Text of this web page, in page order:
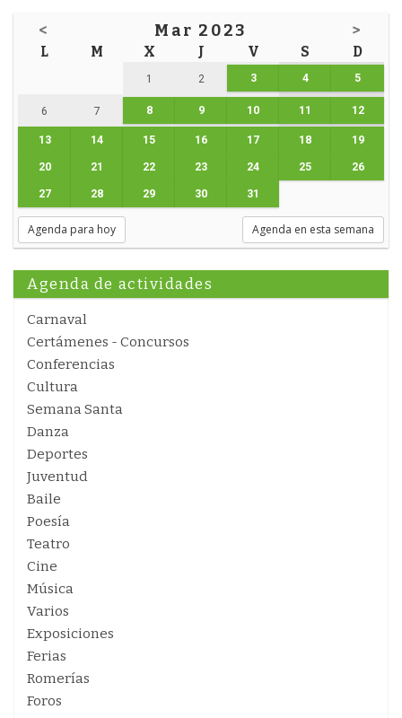
< Mar 2023 >
L M X J V S D
1 2 3 4 5
6 7 8 9 10 11 12
13 14 15 16 17 18 19
20 21 22 23 24 25 26
27 28 29 30 31
Agenda para hoy Agenda en esta semana
Agenda de actividades
Carnaval
Certámenes - Concursos
Conferencias
Cultura
Semana Santa
Danza
Deportes
Juventud
Baile
Poesía
Teatro
Cine
Música
Varios
Exposiciones
Ferias
Romerías
Foros